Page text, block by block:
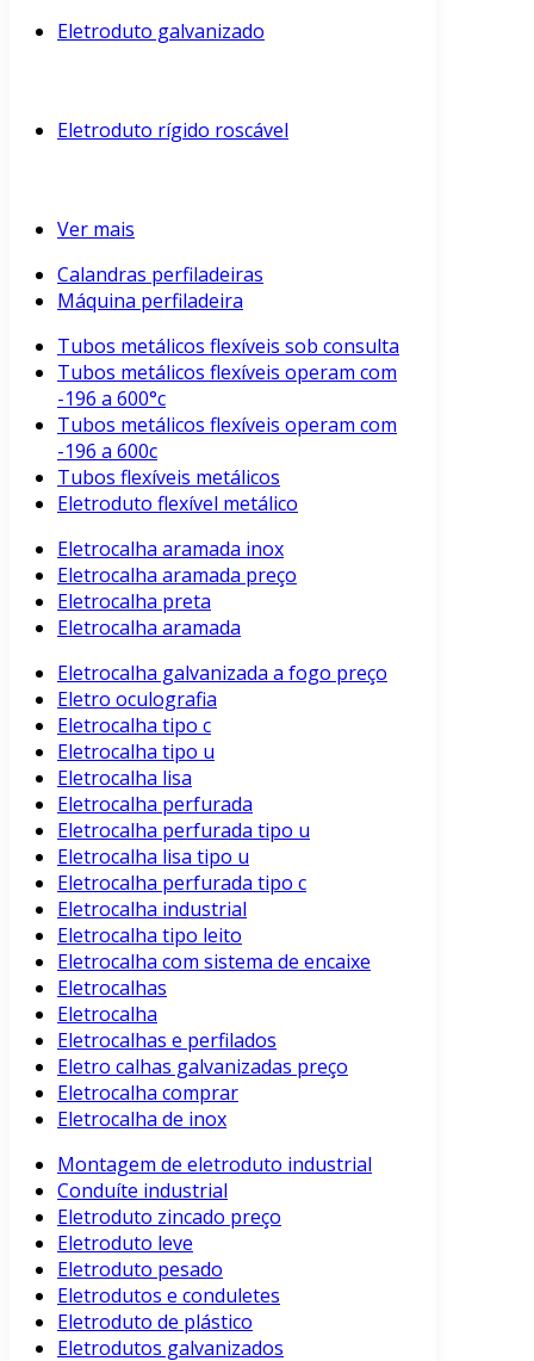
Eletroduto galvanizado
Eletroduto rígido roscável
Ver mais
Calandras perfiladeiras
Máquina perfiladeira
Tubos metálicos flexíveis sob consulta
Tubos metálicos flexíveis operam com
-196 a 600°c
Tubos metálicos flexíveis operam com
-196 a 600c
Tubos flexíveis metálicos
Eletroduto flexível metálico
Eletrocalha aramada inox
Eletrocalha aramada preço
Eletrocalha preta
Eletrocalha aramada
Eletrocalha galvanizada a fogo preço
Eletro oculografia
Eletrocalha tipo c
Eletrocalha tipo u
Eletrocalha lisa
Eletrocalha perfurada
Eletrocalha perfurada tipo u
Eletrocalha lisa tipo u
Eletrocalha perfurada tipo c
Eletrocalha industrial
Eletrocalha tipo leito
Eletrocalha com sistema de encaixe
Eletrocalhas
Eletrocalha
Eletrocalhas e perfilados
Eletro calhas galvanizadas preço
Eletrocalha comprar
Eletrocalha de inox
Montagem de eletroduto industrial
Conduíte industrial
Eletroduto zincado preço
Eletroduto leve
Eletroduto pesado
Eletrodutos e conduletes
Eletroduto de plástico
Eletrodutos galvanizados